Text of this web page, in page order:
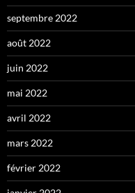
septembre 2022
août 2022
juin 2022
mai 2022
avril 2022
mars 2022
février 2022